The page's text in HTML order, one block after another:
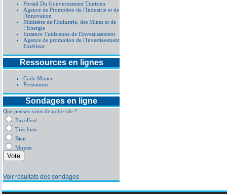
Portail Du Gouvernement Tunisien
Agence de Promotion de l'Industrie et de
l'Innovation
Ministère de l'Industrie, des Mines et de
l’Energie
Instance Tunisienne de l'Investissement
Agence de promotion de l'Investissement
Extérieur
Ressources en lignes
Code Minier
Prestations
Sondages en ligne
Que pensez-vous de notre site ?
Excellent
Très bien
Bien
Moyen
Voir résultats des sondages